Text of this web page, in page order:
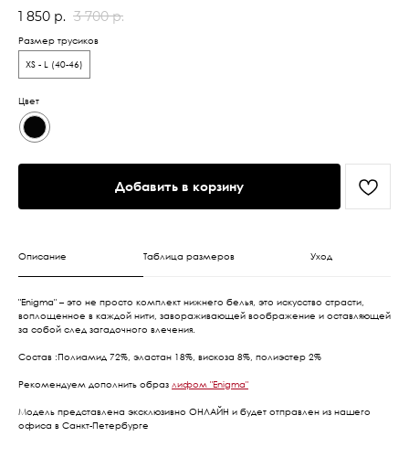
1 850 р. 3 700 р.
Размер трусиков
XS - L (40-46)
Цвет
Добавить в корзину
Описание Таблица размеров Уход
"Enigma" – это не просто комплект нижнего белья, это искусство страсти,
воплощенное в каждой нити, завораживающей воображение и оставляющей
за собой след загадочного влечения.
Состав :Полиамид 72%, эластан 18%, вискоза 8%, полиэстер 2%
Рекомендуем дополнить образ лифом "Enigma"
Модель представлена эксклюзивно ОНЛАЙН и будет отправлен из нашего
офиса в Санкт-Петербурге